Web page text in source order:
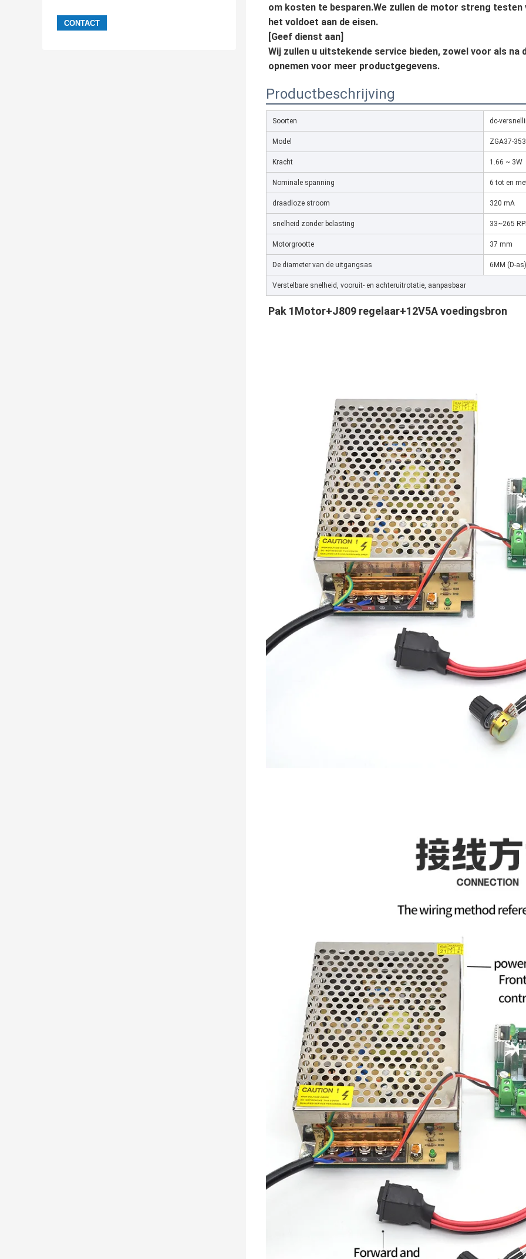
om kosten te besparen.We zullen de motor streng
het voldoet aan de eisen.
[Geef dienst aan]
Wij zullen u uitstekende service bieden, zowel voor als
opnemen voor meer productgegevens.
Productbeschrijving
Soorten dc-
Model ZGA37-
Kracht 1.66 ~ 3W
Nominale spanning 6 tot en
draadloze stroom 320 mA
snelheid zonder belasting 33~265
Motorgrootte 37 mm
De diameter van de uitgangsas 6MM (D-as)
Verstelbare snelheid, vooruit- en achteruitrotatie, aanpasbaar
Pak 1Motor+J809 regelaar+12V5A voedingsbron